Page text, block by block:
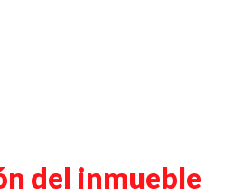
del inmueble